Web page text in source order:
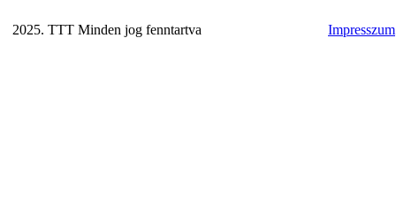
2025. TTT Minden jog fenntartva Impresszum